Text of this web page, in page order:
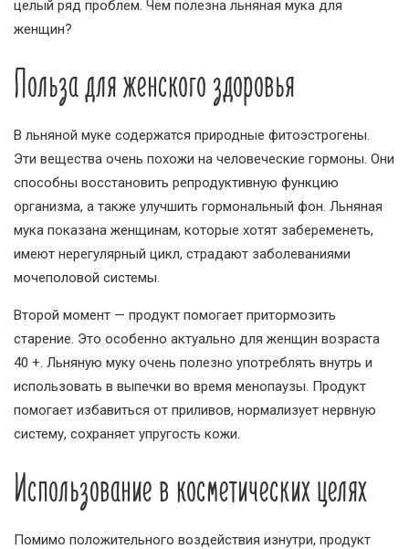
целый ряд проблем. Чем полезна льняная мука для
женщин?
Польза для женского здоровья
В льняной муке содержатся природные фитоэстрогены.
Эти вещества очень похожи на человеческие гормоны. Они
способны восстановить репродуктивную функцию
организма, а также улучшить гормональный фон. Льняная
мука показана женщинам, которые хотят забеременеть,
имеют нерегулярный цикл, страдают заболеваниями
мочеполовой системы.
Второй момент — продукт помогает притормозить
старение. Это особенно актуально для женщин возраста
40 +. Льняную муку очень полезно употреблять внутрь и
использовать в выпечки во время менопаузы. Продукт
помогает избавиться от приливов, нормализует нервную
систему, сохраняет упругость кожи.
Использование в косметических целях
Помимо положительного воздействия изнутри, продукт